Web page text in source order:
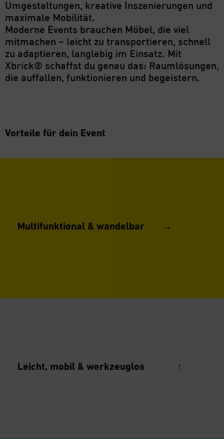
Umgestaltungen, kreative Inszenierungen und
maximale Mobilität.
Moderne Events brauchen Möbel, die viel
mitmachen – leicht zu transportieren, schnell
zu adaptieren, langlebig im Einsatz. Mit
Xbrick® schaffst du genau das: Raumlösungen,
die auffallen, funktionieren und begeistern.
Vorteile für dein Event
Leicht, mobil & werkzeuglos ↑
Multifunktional & wandelbar →